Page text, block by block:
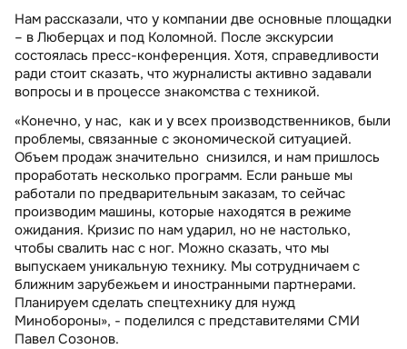
Нам рассказали, что у компании две основные площадки
– в Люберцах и под Коломной. После экскурсии
состоялась пресс-конференция. Хотя, справедливости
ради стоит сказать, что журналисты активно задавали
вопросы и в процессе знакомства с техникой.
«Конечно, у нас, как и у всех производственников, были
проблемы, связанные с экономической ситуацией.
Объем продаж значительно снизился, и нам пришлось
проработать несколько программ. Если раньше мы
работали по предварительным заказам, то сейчас
производим машины, которые находятся в режиме
ожидания. Кризис по нам ударил, но не настолько,
чтобы свалить нас с ног. Можно сказать, что мы
выпускаем уникальную технику. Мы сотрудничаем с
ближним зарубежьем и иностранными партнерами.
Планируем сделать спецтехнику для нужд
Минобороны», - поделился с представителями СМИ
Павел Созонов.